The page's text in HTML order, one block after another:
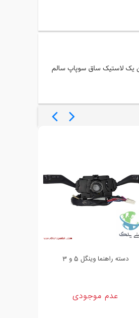
یکلاستیک ساق سوپاپ سالم
دسته راهنما وینگل 5 و 3
عدم موجودی